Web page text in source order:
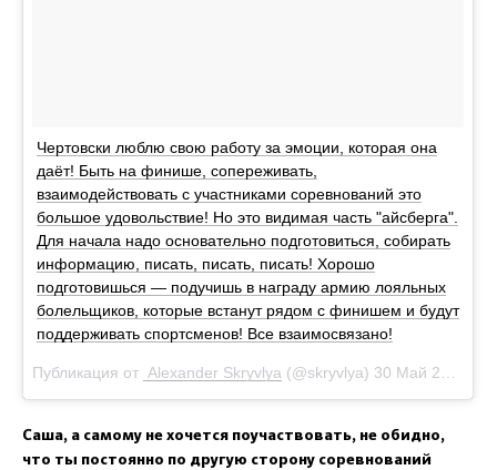
Чертовски люблю свою работу за эмоции, которая она
даёт! Быть на финише, сопереживать,
взаимодействовать с участниками соревнований это
большое удовольствие! Но это видимая часть "айсберга".
Для начала надо основательно подготовиться, собирать
информацию, писать, писать, писать! Хорошо
подготовишься — подучишь в награду армию лояльных
болельщиков, которые встанут рядом с финишем и будут
поддерживать спортсменов! Все взаимосвязано!
Публикация от Alexander Skryvlya (@skryvlya) 30 Май 2018 в 4:11 PDT
Саша, а самому не хочется поучаствовать, не обидно,
что ты постоянно по другую сторону соревнований